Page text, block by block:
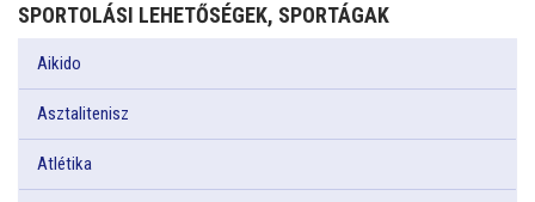
SPORTOLÁSI LEHETŐSÉGEK, SPORTÁGAK
Aikido
Asztalitenisz
Atlétika